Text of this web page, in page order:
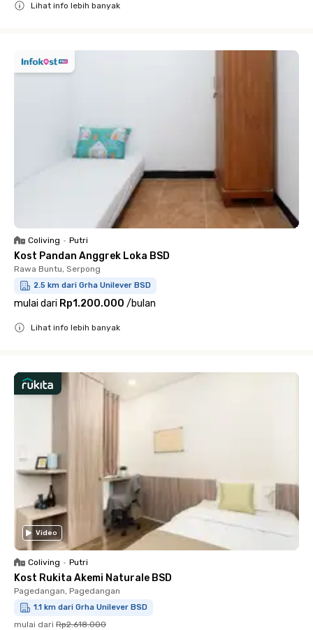
Lihat info lebih banyak
Coliving • Putri
Kost Pandan Anggrek Loka BSD
Rawa Buntu, Serpong
2.5 km dari Grha Unilever BSD
mulai dari Rp1.200.000 /bulan
Lihat info lebih banyak
Video
Coliving • Putri
Kost Rukita Akemi Naturale BSD
Pagedangan, Pagedangan
1.1 km dari Grha Unilever BSD
mulai dari Rp2.618.000